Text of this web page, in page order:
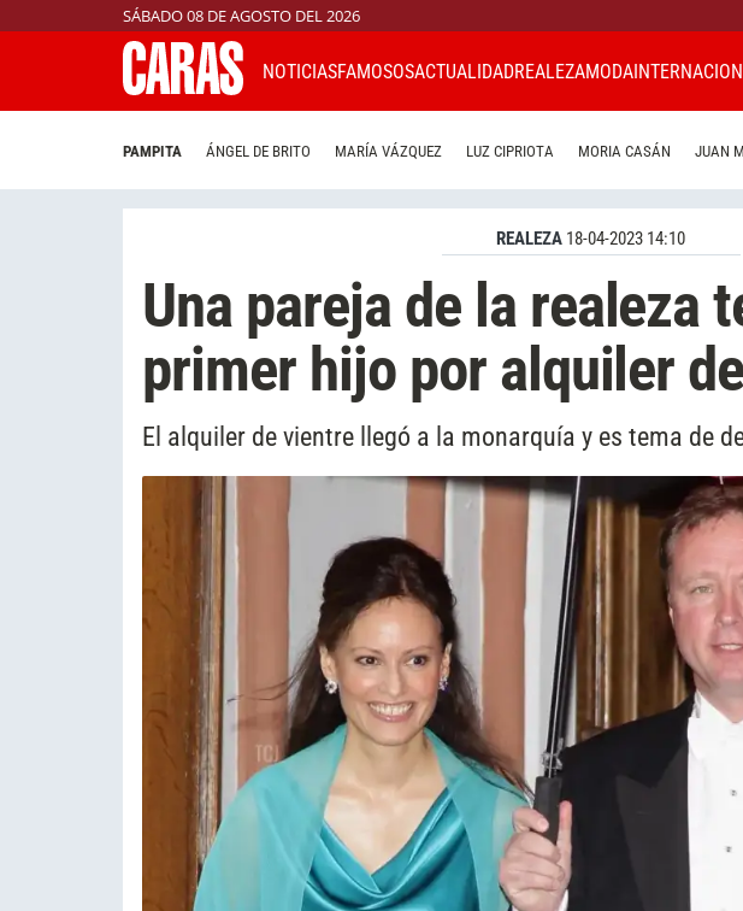
SÁBADO 08 DE AGOSTO DEL 2026
NOTICIASFAMOSOSACTUALIDADREALEZAMODA
PAMPITA ÁNGEL DE BRITO MARÍA VÁZQUEZ LUZ CIPRIOTA MORIA CASÁN JUAN
REALEZA 18-04-2023 14:10
Una pareja de la realeza
primer hijo por alquiler
El alquiler de vientre llegó a la monarquía y es tema de